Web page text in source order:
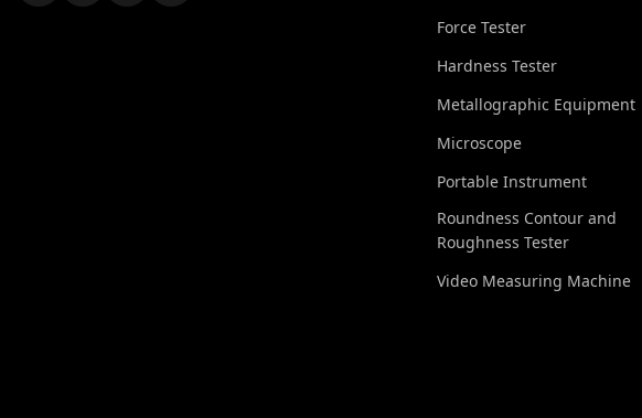
Force Tester
Hardness Tester
Metallographic Equipment
Microscope
Portable Instrument
Roundness Contour and
Roughness Tester
Video Measuring Machine